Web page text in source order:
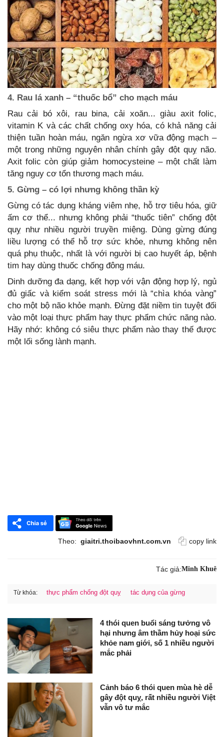
4. Rau lá xanh – “thuốc bổ” cho mạch máu
Rau cải bó xôi, rau bina, cải xoăn... giàu axit folic,
vitamin K và các chất chống oxy hóa, có khả năng cải
thiện tuần hoàn máu, ngăn ngừa xơ vữa động mạch –
một trong những nguyên nhân chính gây đột quỵ não.
Axit folic còn giúp giảm homocysteine – một chất làm
tăng nguy cơ tổn thương mạch máu.
5. Gừng – có lợi nhưng không thần kỳ
Gừng có tác dụng kháng viêm nhẹ, hỗ trợ tiêu hóa, giữ
ấm cơ thể... nhưng không phải “thuốc tiên” chống đột
quỵ như nhiều người truyền miệng. Dùng gừng đúng
liều lượng có thể hỗ trợ sức khỏe, nhưng không nên
quá phụ thuộc, nhất là với người bị cao huyết áp, bệnh
tim hay dùng thuốc chống đông máu.
Dinh dưỡng đa dạng, kết hợp với vận động hợp lý, ngủ
đủ giấc và kiểm soát stress mới là “chìa khóa vàng”
cho một bộ não khỏe mạnh. Đừng đặt niềm tin tuyệt đối
vào một loại thực phẩm hay thực phẩm chức năng nào.
Hãy nhớ: không có siêu thực phẩm nào thay thế được
một lối sống lành mạnh.
Theo: giaitri.thoibaovhnt.com.vn copy link
Tác giả:Minh Khuê
Từ khóa: thực phẩm chống đột quỵ tác dụng của gừng
4 thói quen buổi sáng tưởng vô
hại nhưng âm thầm hủy hoại sức
khỏe nam giới, số 1 nhiều người
mắc phải
Cảnh báo 6 thói quen mùa hè dễ
gây đột quỵ, rất nhiều người Việt
vẫn vô tư mắc